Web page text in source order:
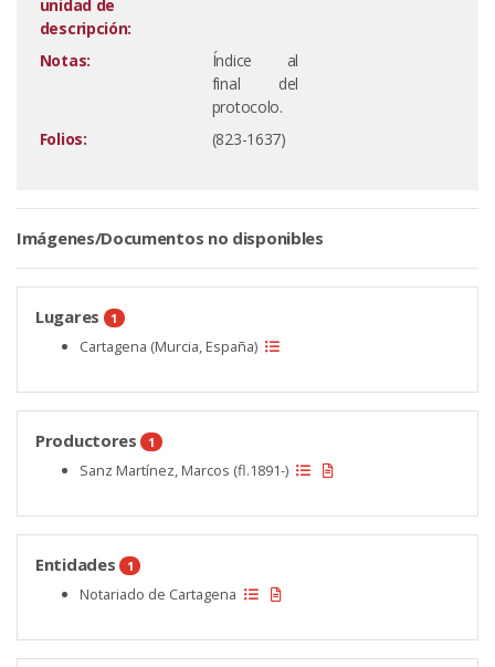
unidad de
descripción:
Notas:
Índice al
final del
protocolo.
Folios:
(823-1637)
Imágenes/Documentos no disponibles
Lugares 1
Cartagena (Murcia, España)
Productores 1
Sanz Martínez, Marcos (fl.1891-)
Entidades 1
Notariado de Cartagena